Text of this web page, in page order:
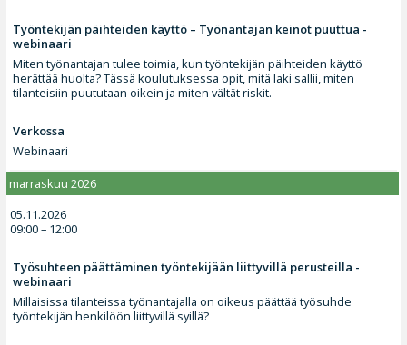
Työntekijän päihteiden käyttö – Työnantajan keinot puuttua -
webinaari
Miten työnantajan tulee toimia, kun työntekijän päihteiden käyttö
herättää huolta? Tässä koulutuksessa opit, mitä laki sallii, miten
tilanteisiin puututaan oikein ja miten vältät riskit.
Verkossa
Webinaari
marraskuu 2026
05.11.2026
09:00 – 12:00
Työsuhteen päättäminen työntekijään liittyvillä perusteilla -
webinaari
Millaisissa tilanteissa työnantajalla on oikeus päättää työsuhde
työntekijän henkilöön liittyvillä syillä?